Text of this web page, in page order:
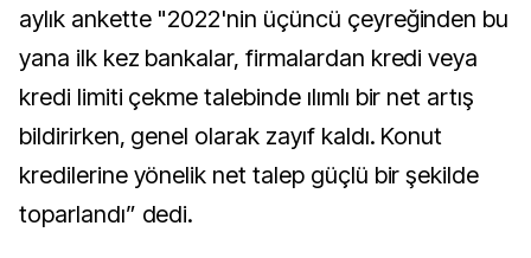
aylık ankette "2022'nin üçüncü çeyreğinden bu
yana ilk kez bankalar, firmalardan kredi veya
kredi limiti çekme talebinde ılımlı bir net artış
bildirirken, genel olarak zayıf kaldı. Konut
kredilerine yönelik net talep güçlü bir şekilde
toparlandı” dedi.